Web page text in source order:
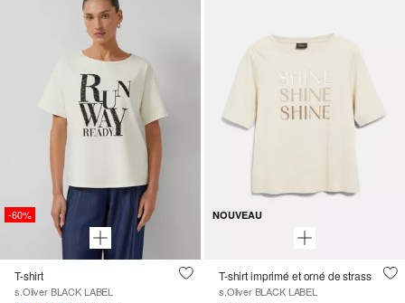
-60%
T-shirt
s.Oliver BLACK LABEL
NOUVEAU
T-shirt imprimé et orné de strass
s.Oliver BLACK LABEL